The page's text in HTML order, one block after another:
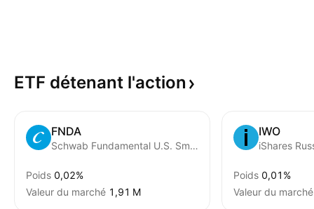
ETF détenant l'action
FNDA
Schwab Fundamental U.S. Small Company ETF
Poids 0,02%
Valeur du marché ‪1,91 M‬
IWO
Poids 0,01%
Valeur du marché